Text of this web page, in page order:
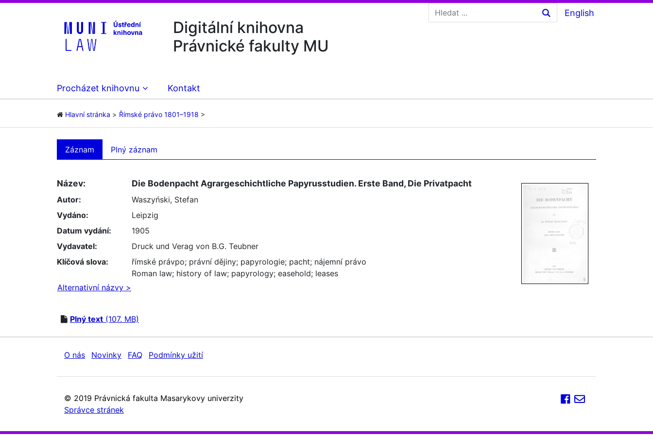
Digitální knihovna
Právnické fakulty MU
English
Procházet knihovnu Kontakt
Hlavní stránka Římské právo 1801–1918
Záznam Plný záznam
Název: Die Bodenpacht Agrargeschichtliche Papyrusstudien. Erste Band, Die Privatpacht
Autor:
Waszyński, Stefan
Vydáno:
Leipzig
Datum vydání:
1905
Vydavatel:
Druck und Verag von B.G. Teubner
Klíčová slova:
římské právpo; právní dějiny; papyrologie; pacht; nájemní právo
Roman law; history of law; papyrology; easehold; leases
Alternativní názvy >
Plný text (107. MB)
O nás Novinky FAQ Podmínky užití
© 2019 Právnická fakulta Masarykovy univerzity
Správce stránek